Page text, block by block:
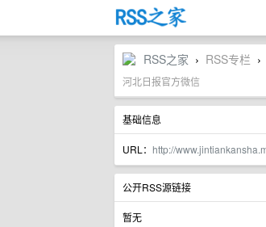
RSS之家 › RSS专栏 ›
河北日报官方微信
基础信息
URL： http://
公开RSS源链接
暂无